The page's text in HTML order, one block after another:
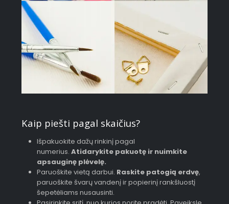
Kaip piešti pagal skaičius?
Išpakuokite dažų rinkinį pagal
numerius. Atidarykite pakuotę ir nuimkite
apsauginę plėvelę.
Paruoškite vietą darbui. Raskite patogią erdvę,
paruoškite švarų vandenį ir popierinį rankšluostį
šepetėliams nusausinti.